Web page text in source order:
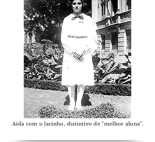
Aída com o lacinho, distintivo de "melhor aluna".